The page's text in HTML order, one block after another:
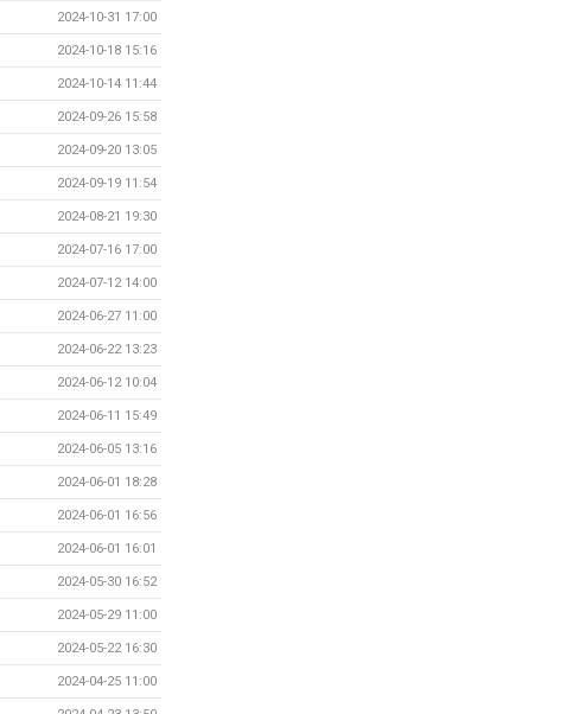
2024-10-31 17:00
2024-10-18 15:16
2024-10-14 11:44
2024-09-26 15:58
2024-09-20 13:05
2024-09-19 11:54
2024-08-21 19:30
2024-07-16 17:00
2024-07-12 14:00
2024-06-27 11:00
2024-06-22 13:23
2024-06-12 10:04
2024-06-11 15:49
2024-06-05 13:16
2024-06-01 18:28
2024-06-01 16:56
2024-06-01 16:01
2024-05-30 16:52
2024-05-29 11:00
2024-05-22 16:30
2024-04-25 11:00